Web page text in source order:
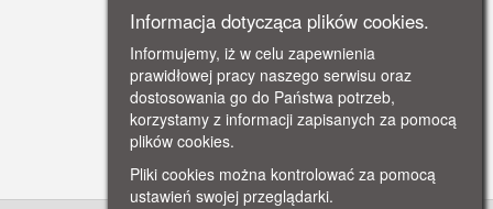
Informacja dotycząca plików cookies.
Informujemy, iż w celu zapewnienia
prawidłowej pracy naszego serwisu oraz
dostosowania go do Państwa potrzeb,
korzystamy z informacji zapisanych za pomocą
plików cookies.
Pliki cookies można kontrolować za pomocą
ustawień swojej przeglądarki.